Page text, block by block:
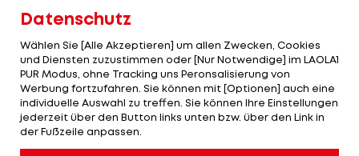
Anwesen in der Nähe von Paris von einem 15
Meter hohen Gerüst. "Le Petit Bug", wie Bugalski
genannt wurde, fuhr 1999 für Citroen in Korsika und
Spanien die ersten zwei Siege in WM-Läufen ein.
2003 zog er sich aus dem Sport zurück, war aber
weiterhin als Testfahrer für den französischen
Rennstall im Einsatz.
Datenschutz
Wählen Sie [Alle Akzeptieren] um allen Zwecken, Cookies
und Diensten zuzustimmen oder [Nur Notwendige] im LAOLA1
PUR Modus, ohne Tracking uns Peronsalisierung von
Werbung fortzufahren. Sie können mit [Optionen] auch eine
individuelle Auswahl zu treffen. Sie können Ihre Einstellungen
jederzeit über den Button links unten bzw. über den Link in
der Fußzeile anpassen.